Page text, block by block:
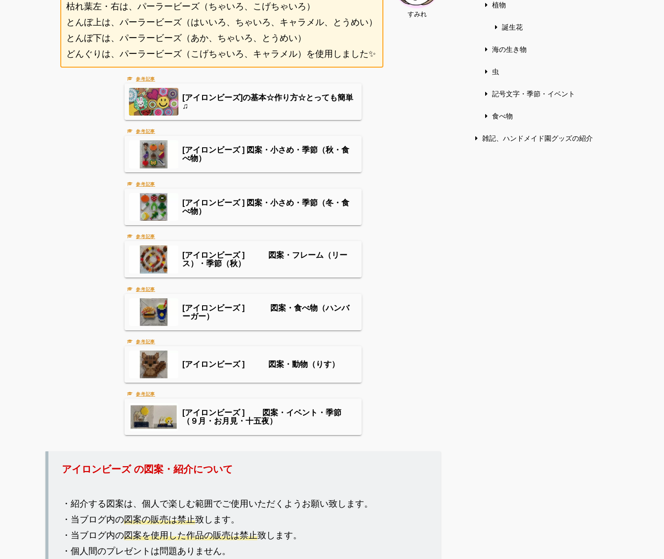
すみれ
枯れ葉左・右は、パーラービーズ（ちゃいろ、こげちゃいろ）
とんぼ上は、パーラービーズ（はいいろ、ちゃいろ、キャラメル、とうめい）
とんぼ下は、パーラービーズ（あか、ちゃいろ、とうめい）
どんぐりは、パーラービーズ（こげちゃいろ、キャラメル）を使用しました✨
[アイロンビーズ]の基本☆作り方☆とっても簡単
♫
[アイロンビーズ ] 図案・小さめ・季節（秋・食
べ物）
[アイロンビーズ ] 図案・小さめ・季節（冬・食
べ物）
[アイロンビーズ ] 図案・フレーム（リー
ス）・季節（秋）
[アイロンビーズ ] 図案・食べ物（ハンバ
ーガー）
[アイロンビーズ ] 図案・動物（りす）
[アイロンビーズ ] 図案・イベント・季節
（９月・お月見・十五夜）
アイロンビーズ の図案・紹介について
・紹介する図案は、個人で楽しむ範囲でご使用いただくようお願い致します。
・当ブログ内の図案の販売は禁止致します。
・当ブログ内の図案を使用した作品の販売は禁止致します。
・個人間のプレゼントは問題ありません。
植物
誕生花
海の生き物
虫
記号文字・季節・イベント
食べ物
雑記、ハンドメイド園グッズの紹介